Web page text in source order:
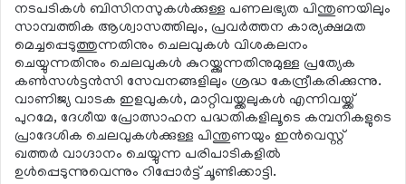
നടപടികള്‍ ബിസിനസുകള്‍ക്കുള്ള പണലഭ്യത പിന്തുണയിലും
സാമ്പത്തിക ആശ്വാസത്തിലും, പ്രവര്‍ത്തന കാര്യക്ഷമത
മെച്ചപ്പെടുത്തുന്നതിനും ചെലവുകള്‍ വിശകലനം
ചെയ്യുന്നതിനും ചെലവുകള്‍ കുറയ്ക്കുന്നതിനുമുള്ള പ്രത്യേക
കണ്‍സള്‍ട്ടന്‍സി സേവനങ്ങളിലും ശ്രദ്ധ കേന്ദ്രീകരിക്കുന്നു.
വാണിജ്യ വാടക ഇളവുകള്‍, മാറ്റിവയ്ക്കലുകള്‍ എന്നിവയ്ക്ക്
പുറമേ, ദേശീയ പ്രോത്സാഹന പദ്ധതികളിലൂടെ കമ്പനികളുടെ
പ്രാദേശിക ചെലവുകള്‍ക്കുള്ള പിന്തുണയും ഇന്‍വെസ്റ്റ്
ഖത്തര്‍ വാഗ്ദാനം ചെയ്യുന്ന പരിപാടികളില്‍
ഉള്‍പ്പെടുന്നുവെന്നും റിപ്പോര്‍ട്ട് ചൂണ്ടിക്കാട്ടി.